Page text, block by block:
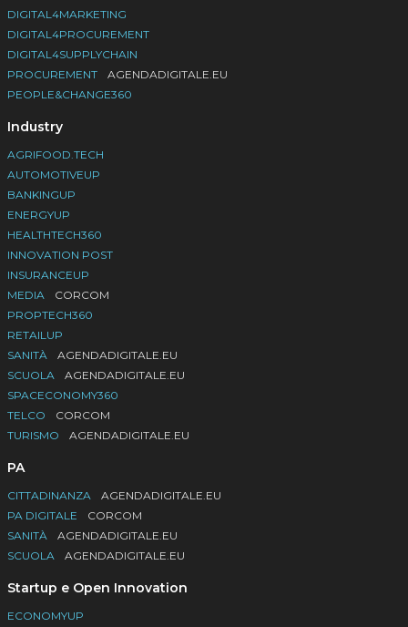
DIGITAL4MARKETING
DIGITAL4PROCUREMENT
DIGITAL4SUPPLYCHAIN
PROCUREMENT
AGENDADIGITALE.EU
PEOPLE&CHANGE360
Industry
AGRIFOOD.TECH
AUTOMOTIVEUP
BANKINGUP
ENERGYUP
HEALTHTECH360
INNOVATION POST
INSURANCEUP
MEDIA
CORCOM
PROPTECH360
RETAILUP
SANITÀ
AGENDADIGITALE.EU
SCUOLA
AGENDADIGITALE.EU
SPACECONOMY360
TELCO
CORCOM
TURISMO
AGENDADIGITALE.EU
PA
CITTADINANZA
AGENDADIGITALE.EU
PA DIGITALE
CORCOM
SANITÀ
AGENDADIGITALE.EU
SCUOLA
AGENDADIGITALE.EU
Startup e Open Innovation
ECONOMYUP